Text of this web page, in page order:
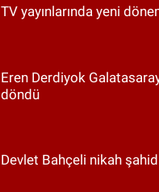
TV yayınlarında yeni
Eren Derdiyok
döndü
Devlet Bahçeli nikah